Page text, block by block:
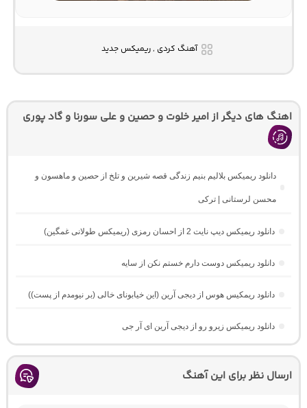
آهنگ کردی , ریمیکس جدید
اهنگ های دیگر از امیر خلوت و حصین و علی سورنا و گاد پوری
دانلود ریمیکس بلالیم بنیم زندگی قصه شیرین و تلخ از حصین و ماهسون و
محسن لرستانی | ترکی
دانلود ریمیکس دیپ نایت 2 از احسان رمزی (ریمیکس طولانی غمگین)
دانلود ریمیکس دوست دارم خستم نکن از سایه
دانلود ریمکیس هوس از دیجی آرین (این خیابونای خالی (بر نیومدم از پست))
دانلود ریمیکس زیرو رو از دیجی آرین ای آر جی
ارسال نظر برای این آهنگ